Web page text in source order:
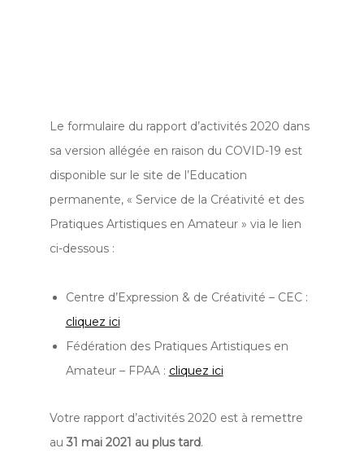
Le formulaire du rapport d’activités 2020 dans
sa version allégée en raison du COVID-19 est
disponible sur le site de l’Education
permanente, « Service de la Créativité et des
Pratiques Artistiques en Amateur » via le lien
ci-dessous :
Centre d’Expression & de Créativité – CEC :
cliquez ici
Fédération des Pratiques Artistiques en
Amateur – FPAA : cliquez ici
Votre rapport d’activités 2020 est à remettre
au31 mai 2021 au plus tard.